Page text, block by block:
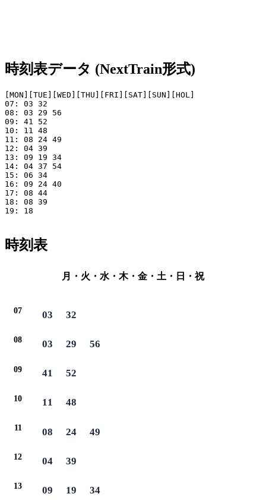
時刻表データ (NextTrain形式)
[MON][TUE][WED][THU][FRI][SAT][SUN][HOL]
07: 03 32
08: 03 29 56
09: 41 52
10: 11 48
11: 08 24 49
12: 04 39
13: 09 19 34
14: 04 37 54
15: 06 34
16: 09 24 40
17: 08 44
18: 08 39
19: 18
時刻表
月・火・水・木・金・土・日・祝
07 03 32
08 03 29 56
09 41 52
10 11 48
11 08 24 49
12 04 39
13 09 19 34